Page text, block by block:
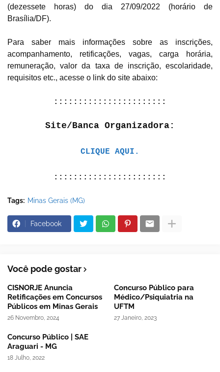
(dezessete horas) do dia 27/09/2022 (horário de
Brasília/DF).
Para saber mais informações sobre as inscrições,
acompanhamento, retificações, vagas, carga horária,
remuneração, valor da taxa de inscrição, escolaridade,
requisitos etc., acesse o link do site abaixo:
:::::::::::::::::::::::
Site/Banca Organizadora:
CLIQUE AQUI.
:::::::::::::::::::::::
Tags: Minas Gerais (MG)
Facebook
Você pode gostar
CISNORJE Anuncia
Retificações em Concursos
Públicos em Minas Gerais
26 Novembro, 2024
Concurso Público para
Médico/Psiquiatria na
UFTM
27 Janeiro, 2023
Concurso Público | SAE
Araguari - MG
18 Julho, 2022